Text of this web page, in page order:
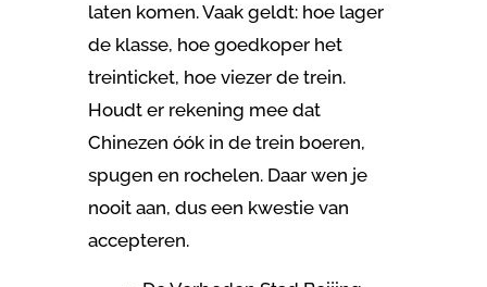
laten komen. Vaak geldt: hoe lager
de klasse, hoe goedkoper het
treinticket, hoe viezer de trein.
Houdt er rekening mee dat
Chinezen óók in de trein boeren,
spugen en rochelen. Daar wen je
nooit aan, dus een kwestie van
accepteren.